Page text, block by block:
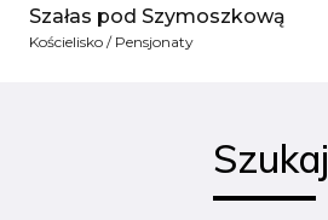
Szałas pod Szymoszkową
Kościelisko / Pensjonaty
Szukaj